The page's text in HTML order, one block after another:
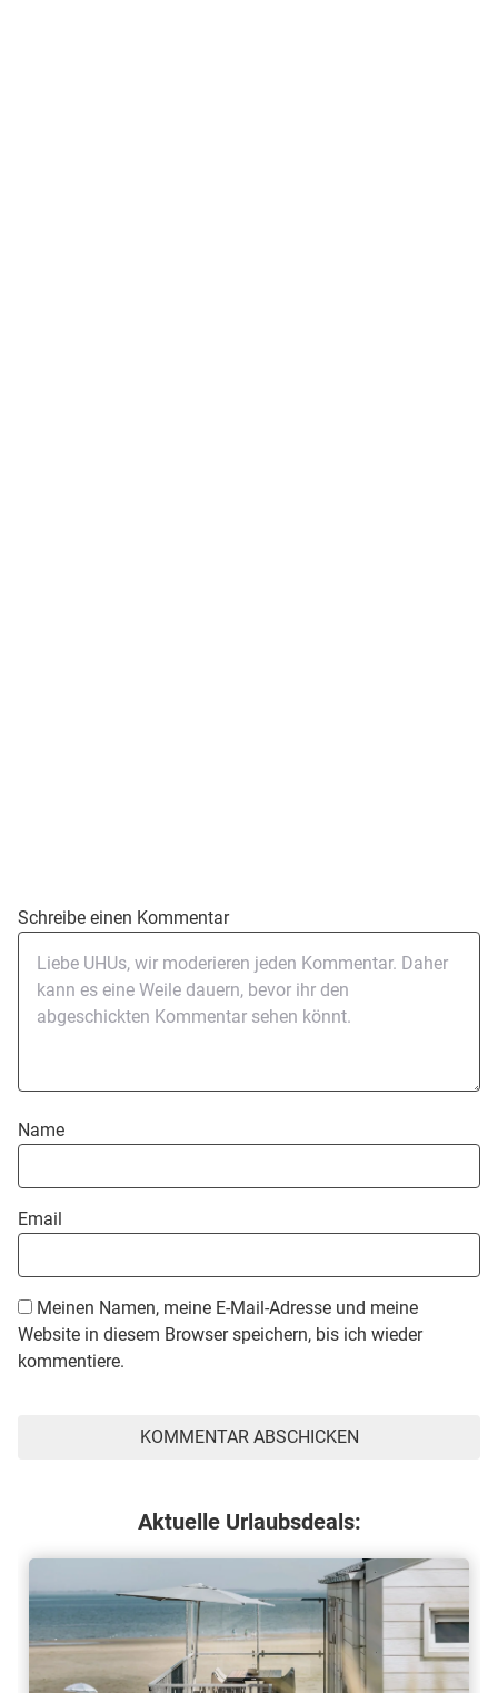
Schreibe einen Kommentar
Name
Email
Meinen Namen, meine E-Mail-Adresse und meine
Website in diesem Browser speichern, bis ich wieder
kommentiere.
Aktuelle Urlaubsdeals: